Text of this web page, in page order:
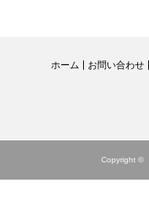
ホーム お問い合わせ
Copyright ©